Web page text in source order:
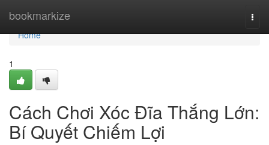
bookmarkize
Home
Home
1
Cách Chơi Xóc Đĩa Thắng Lớn:
Bí Quyết Chiếm Lợi